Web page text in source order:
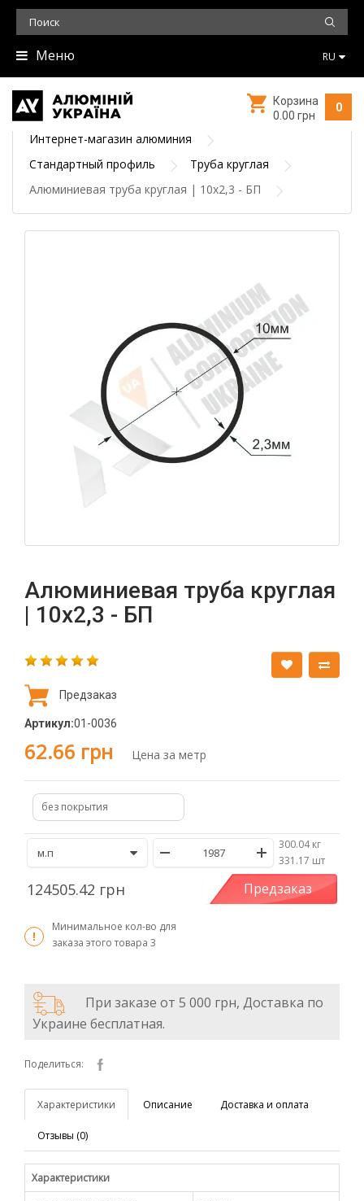
Меню RU
0
Корзина
0.00 грн
Интернет-магазин алюминия
Стандартный профиль
Труба круглая
Алюминиевая труба круглая | 10х2,3 - БП
Алюминиевая труба круглая
| 10х2,3 - БП
Предзаказ
Артикул:01-0036
62.66 грн Цена за метр
без покрытия
300.04 кг
/331.17 шт
124505.42 грн Предзаказ
Минимальное кол-во для
заказа этого товара 3
При заказе от 5 000 грн, Доставка по
Украине бесплатная.
Поделиться:
Характеристики Описание Доставка и оплата
Отзывы (0)
Характеристики